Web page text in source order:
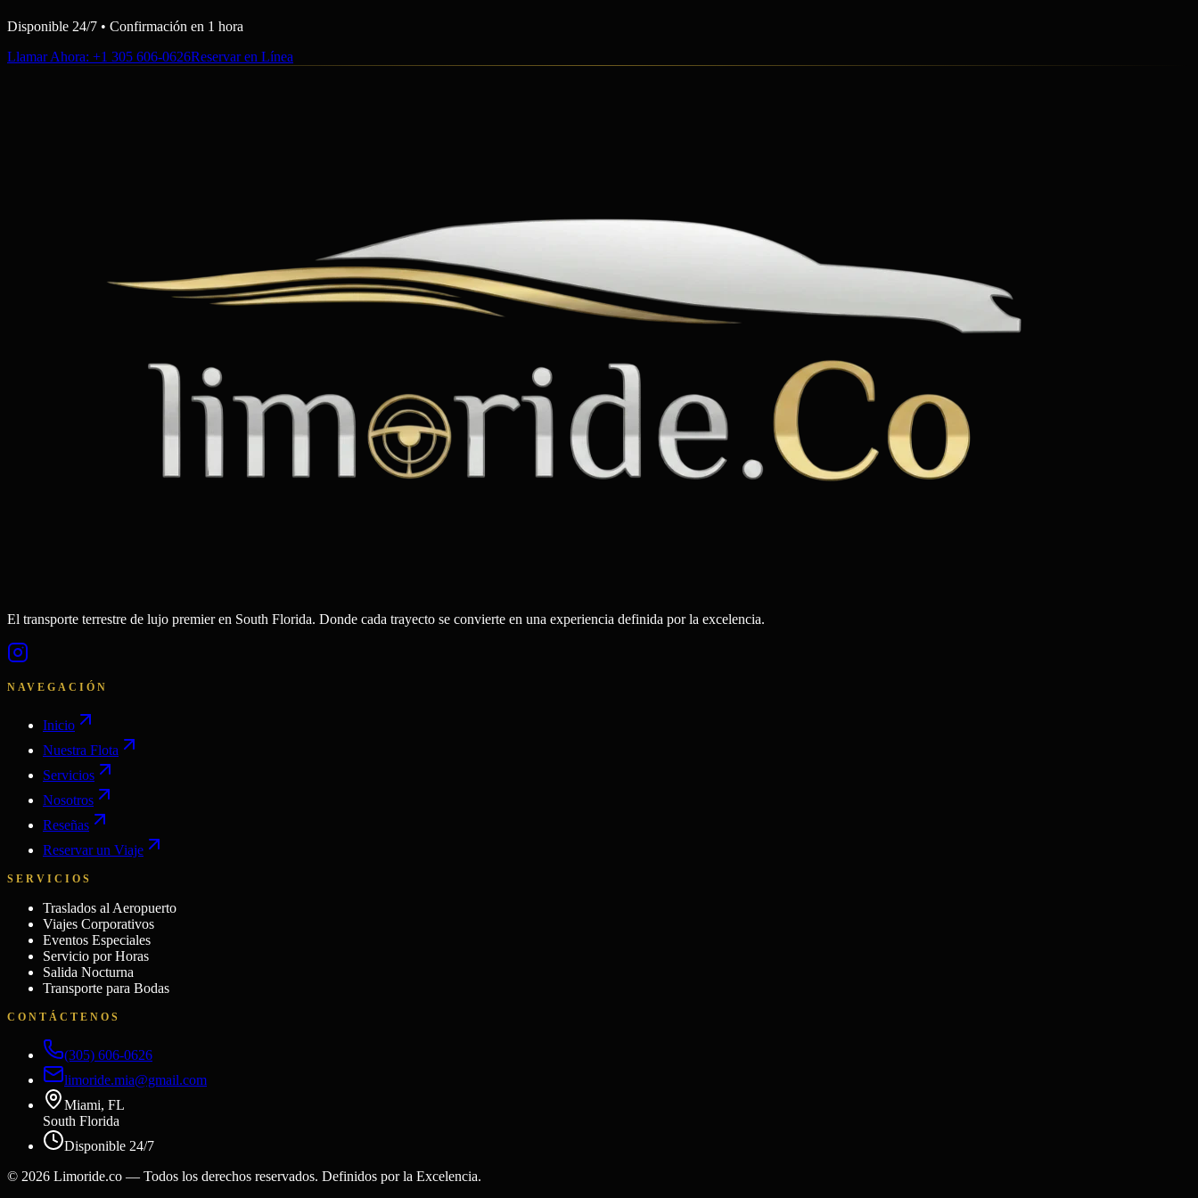
Disponible 24/7 • Confirmación en 1 hora
Llamar Ahora: +1 305 606-0626Reservar en Línea
El transporte terrestre de lujo premier en South Florida. Donde cada trayecto se convierte en una experiencia definida por la excelencia.
NAVEGACIÓN
Inicio
Nuestra Flota
Servicios
Nosotros
Reseñas
Reservar un Viaje
SERVICIOS
Traslados al Aeropuerto
Viajes Corporativos
Eventos Especiales
Servicio por Horas
Salida Nocturna
Transporte para Bodas
CONTÁCTENOS
(305) 606-0626
limoride.mia@gmail.com
Miami, FL
South Florida
Disponible 24/7
© 2026 Limoride.co — Todos los derechos reservados. Definidos por la Excelencia.